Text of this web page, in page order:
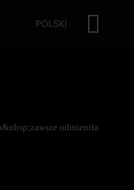
POLSKI
odmieniła